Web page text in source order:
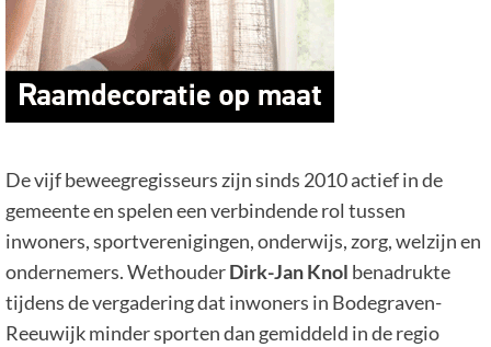
De vijf beweegregisseurs zijn sinds 2010 actief in de
gemeente en spelen een verbindende rol tussen
inwoners, sportverenigingen, onderwijs, zorg, welzijn en
ondernemers. WethouderDirk-Jan Knol benadrukte
tijdens de vergadering dat inwoners in Bodegraven-
Reeuwijk minder sporten dan gemiddeld in de regio